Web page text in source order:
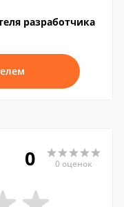
разработчика
0 0 оценок